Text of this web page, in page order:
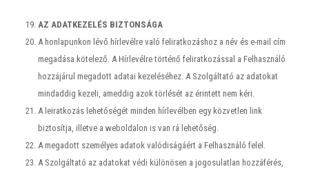
AZ ADATKEZELÉS BIZTONSÁGA
A honlapunkon lévő hírlevélre való feliratkozáshoz a név és e-mail cím
megadása kötelező. A Hírlevélre történő feliratkozással a Felhasználó
hozzájárul megadott adatai kezeléséhez. A Szolgáltató az adatokat
mindaddig kezeli, ameddig azok törlését az érintett nem kéri.
A leiratkozás lehetőségét minden hírlevélben egy közvetlen link
biztosítja, illetve a weboldalon is van rá lehetőség.
A megadott személyes adatok valódiságáért a Felhasználó felel.
A Szolgáltató az adatokat védi különösen a jogosulatlan hozzáférés,